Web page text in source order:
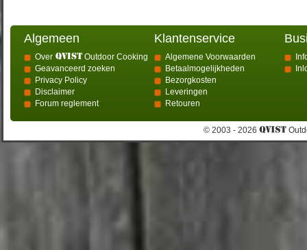
Algemeen
Over
Outdoor Cooking
Geavanceerd zoeken
Privacy Policy
Disclaimer
Forum reglement
Klantenservice
Algemene Voorwaarden
Betaalmogelijkheden
Bezorgkosten
Leveringen
Retouren
© 2003 - 2026